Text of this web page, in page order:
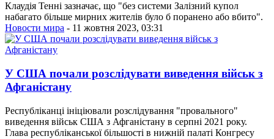
Клаудія Тенні зазначає, що "без системи Залізний купол
набагато більше мирних жителів було б поранено або вбито".
Новости мира - 11 жовтня 2023, 03:31
У США почали розслідувати виведення військ з
Афганістану
Республіканці ініціювали розслідування "провального"
виведення військ США з Афганістану в серпні 2021 року.
Глава республіканської більшості в нижній палаті Конгресу